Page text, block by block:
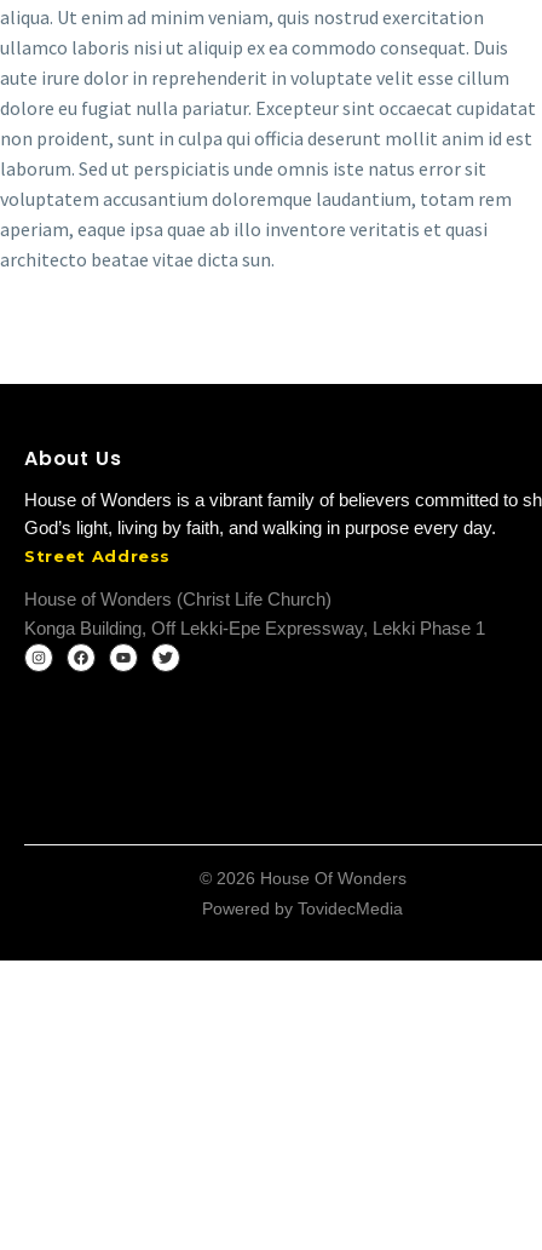
aliqua. Ut enim ad minim veniam, quis nostrud exercitation
ullamco laboris nisi ut aliquip ex ea commodo consequat. Duis
aute irure dolor in reprehenderit in voluptate velit esse cillum
dolore eu fugiat nulla pariatur. Excepteur sint occaecat cupidatat
non proident, sunt in culpa qui officia deserunt mollit anim id est
laborum. Sed ut perspiciatis unde omnis iste natus error sit
voluptatem accusantium doloremque laudantium, totam rem
aperiam, eaque ipsa quae ab illo inventore veritatis et quasi
architecto beatae vitae dicta sun.
About Us
House of Wonders is a vibrant family of believers committed to
God’s light, living by faith, and walking in purpose every day.
Street Address
House of Wonders (Christ Life Church)
Konga Building, Off Lekki-Epe Expressway, Lekki Phase 1
© 2026 House Of Wonders
Powered by TovidecMedia